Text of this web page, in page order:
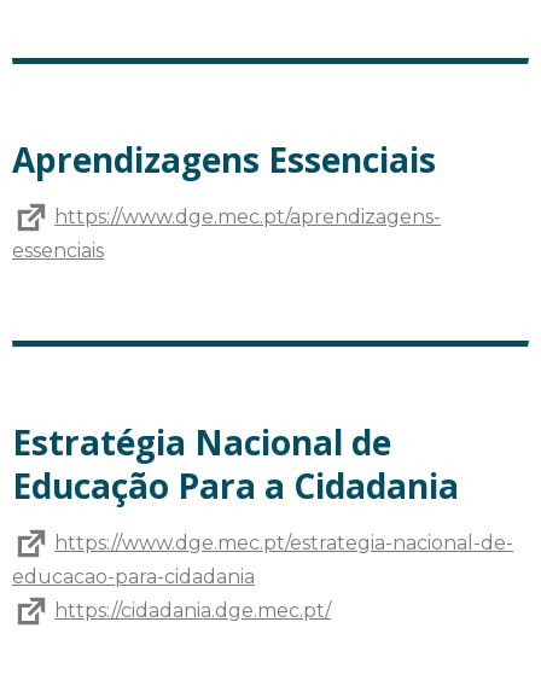
Aprendizagens Essenciais
https://www.dge.mec.pt/aprendizagens-
essenciais
Estratégia Nacional de
Educação Para a Cidadania
https://www.dge.mec.pt/estrategia-nacional-de-
educacao-para-cidadania
https://cidadania.dge.mec.pt/